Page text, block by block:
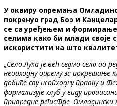
У оквиру опремања
покренуо град Бор и
се са уређењем и
селима како би млади своје
искористити на што
„Село Лука је већ седмо село по
неопходну опрему за покретање
добиће сву неопходну правну и
формализује клуб у виду
привредне регистре. Омладински